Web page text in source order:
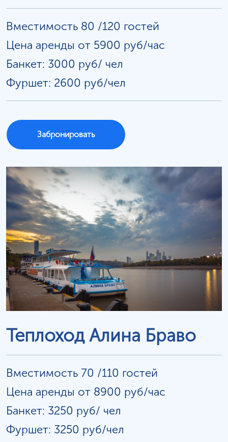
Вместимость 80 /120 гостей
Цена аренды от 5900 руб/час
Банкет: 3000 руб/ чел
Фуршет: 2600 руб/чел
Забронировать
Теплоход Алина Браво
Вместимость 70 /110 гостей
Цена аренды от 8900 руб/час
Банкет: 3250 руб/ чел
Фуршет: 3250 руб/чел